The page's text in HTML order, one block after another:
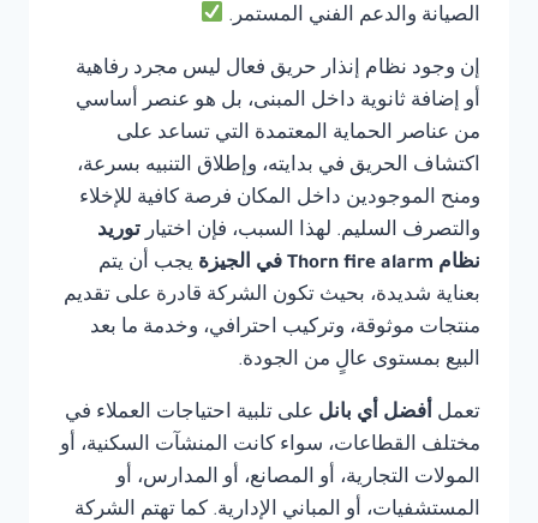
الصيانة والدعم الفني المستمر.
إن وجود نظام إنذار حريق فعال ليس مجرد رفاهية
أو إضافة ثانوية داخل المبنى، بل هو عنصر أساسي
من عناصر الحماية المعتمدة التي تساعد على
اكتشاف الحريق في بدايته، وإطلاق التنبيه بسرعة،
ومنح الموجودين داخل المكان فرصة كافية للإخلاء
والتصرف السليم. لهذا السبب، فإن اختيار توريد
نظام Thorn fire alarm في الجيزة
يجب أن يتم
بعناية شديدة، بحيث تكون الشركة قادرة على تقديم
منتجات موثوقة، وتركيب احترافي، وخدمة ما بعد
البيع بمستوى عالٍ من الجودة.
تعمل أفضل أي بانل على تلبية احتياجات العملاء في
مختلف القطاعات، سواء كانت المنشآت السكنية، أو
المولات التجارية، أو المصانع، أو المدارس، أو
المستشفيات، أو المباني الإدارية. كما تهتم الشركة